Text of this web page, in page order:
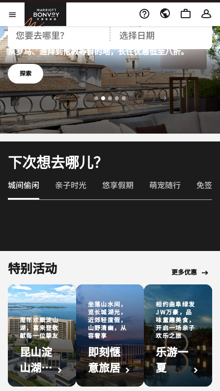
打开菜单
万豪旅享家
目的地
精彩探索，静待启程
从罗马、迪拜到伦敦等目的地，长住优惠低至八折。
探索
下次想去哪儿？
城间偷闲 亲子时光 悠享假期 萌宠随行 免签
特别活动 更多优惠
周年欢聚淀山
湖，喜来登敬
献每一位挚友
昆山淀
山湖喜
来登
坐落山水间，
览长城湖光，
近郊轻度假，
山野清幽，从
容奢享
即刻惬
意旅居
相约曲阜绿发
JW万豪，品
味童趣美食，
开启一场亲子
欢乐之旅
乐游一
夏